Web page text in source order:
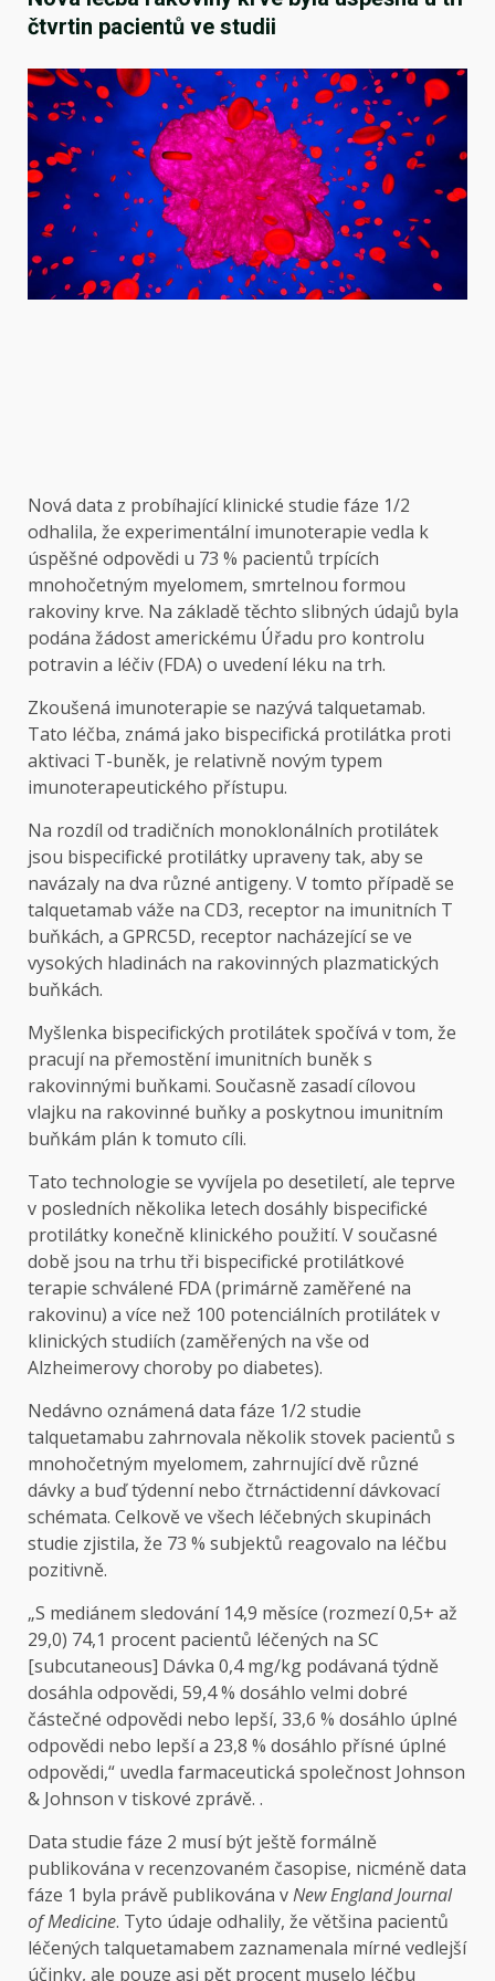
čtvrtin pacientů ve studii
Nová data z probíhající klinické studie fáze 1/2
odhalila, že experimentální imunoterapie vedla k
úspěšné odpovědi u 73 % pacientů trpících
mnohočetným myelomem, smrtelnou formou
rakoviny krve. Na základě těchto slibných údajů byla
podána žádost americkému Úřadu pro kontrolu
potravin a léčiv (FDA) o uvedení léku na trh.
Zkoušená imunoterapie se nazývá talquetamab.
Tato léčba, známá jako bispecifická protilátka proti
aktivaci T-buněk, je relativně novým typem
imunoterapeutického přístupu.
Na rozdíl od tradičních monoklonálních protilátek
jsou bispecifické protilátky upraveny tak, aby se
navázaly na dva různé antigeny. V tomto případě se
talquetamab váže na CD3, receptor na imunitních T
buňkách, a GPRC5D, receptor nacházející se ve
vysokých hladinách na rakovinných plazmatických
buňkách.
Myšlenka bispecifických protilátek spočívá v tom, že
pracují na přemostění imunitních buněk s
rakovinnými buňkami. Současně zasadí cílovou
vlajku na rakovinné buňky a poskytnou imunitním
buňkám plán k tomuto cíli.
Tato technologie se vyvíjela po desetiletí, ale teprve
v posledních několika letech dosáhly bispecifické
protilátky konečně klinického použití. V současné
době jsou na trhu tři bispecifické protilátkové
terapie schválené FDA (primárně zaměřené na
rakovinu) a více než 100 potenciálních protilátek v
klinických studiích (zaměřených na vše od
Alzheimerovy choroby po diabetes).
Nedávno oznámená data fáze 1/2 studie
talquetamabu zahrnovala několik stovek pacientů s
mnohočetným myelomem, zahrnující dvě různé
dávky a buď týdenní nebo čtrnáctidenní dávkovací
schémata. Celkově ve všech léčebných skupinách
studie zjistila, že 73 % subjektů reagovalo na léčbu
pozitivně.
„S mediánem sledování 14,9 měsíce (rozmezí 0,5+ až
29,0) 74,1 procent pacientů léčených na SC
[subcutaneous] Dávka 0,4 mg/kg podávaná týdně
dosáhla odpovědi, 59,4 % dosáhlo velmi dobré
částečné odpovědi nebo lepší, 33,6 % dosáhlo úplné
odpovědi nebo lepší a 23,8 % dosáhlo přísné úplné
odpovědi,“ uvedla farmaceutická společnost Johnson
& Johnson v tiskové zprávě. .
Data studie fáze 2 musí být ještě formálně
publikována v recenzovaném časopise, nicméně data
fáze 1 byla právě publikována vNew England Journal
of Medicine. Tyto údaje odhalily, že většina pacientů
léčených talquetamabem zaznamenala mírné vedlejší
účinky, ale pouze asi pět procent muselo léčbu